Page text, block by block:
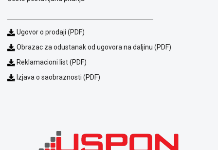
Usluge
Politika
privatnosti
o
kolačićima
Ugovor o prodaji (PDF)
Obrazac za odustanak od ugovora na daljinu (PDF)
Reklamacioni list (PDF)
Izjava o saobraznosti (PDF)